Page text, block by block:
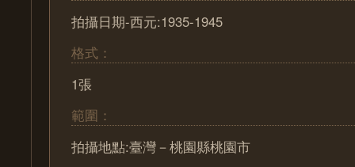
拍攝日期-西元:1935-1945
格式：
1張
範圍：
拍攝地點:臺灣－桃園縣桃園市